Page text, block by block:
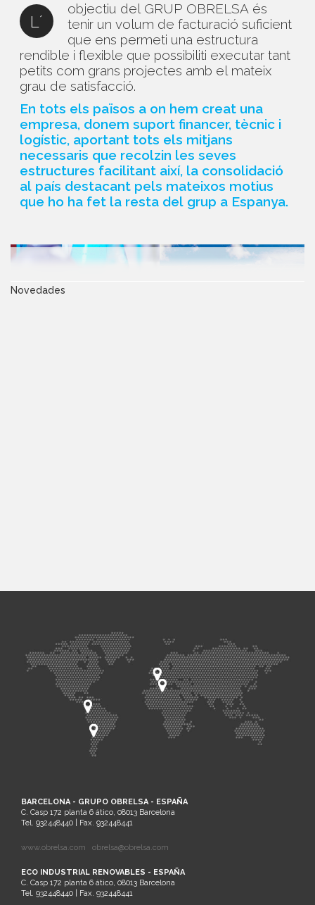
L´
objectiu del GRUP OBRELSA és
tenir un volum de facturació suficient
que ens permeti una estructura
rendible i flexible que possibiliti executar tant
petits com grans projectes amb el mateix
grau de satisfacció.
En tots els països a on hem creat una
empresa, donem suport financer, tècnic i
logístic, aportant tots els mitjans
necessaris que recolzin les seves
estructures facilitant així, la consolidació
al país destacant pels mateixos motius
que ho ha fet la resta del grup a Espanya.
Novedades
BARCELONA - GRUPO OBRELSA - ESPAÑA
C. Casp 172 planta 6 ático, 08013 Barcelona
Tel. 932448440 | Fax. 932448441
www.obrelsa.com obrelsa@obrelsa.com
ECO INDUSTRIAL RENOVABLES - ESPAÑA
C. Casp 172 planta 6 ático, 08013 Barcelona
Tel. 932448440 | Fax. 932448441